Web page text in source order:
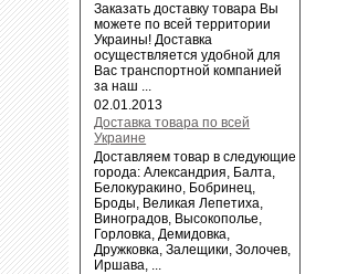
Заказать доставку товара Вы
можете по всей территории
Украины! Доставка
осуществляется удобной для
Вас транспортной компанией
за наш ...
02.01.2013
Доставка товара по всей
Украине
Доставляем товар в следующие
города: Александрия, Балта,
Белокуракино, Бобринец,
Броды, Великая Лепетиха,
Виноградов, Высокополье,
Горловка, Демидовка,
Дружковка, Залещики, Золочев,
Иршава, ...